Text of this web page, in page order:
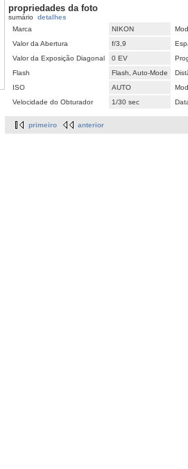
propriedades da foto
sumário detalhes
Marca
NIKON
Valor da Abertura
f/3,9
Valor da Exposição Diagonal
0 EV
Flash
Flash, Auto-Mode
ISO
AUTO
Velocidade do Obturador
1/30 sec
primeiro anterior